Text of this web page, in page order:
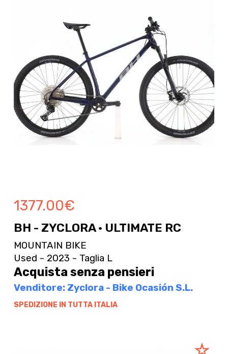
1377.00€
BH - ZYCLORA · ULTIMATE RC
MOUNTAIN BIKE
Used - 2023 - Taglia L
Acquista senza pensieri
Venditore: Zyclora - Bike Ocasión S.L.
SPEDIZIONE IN TUTTA ITALIA